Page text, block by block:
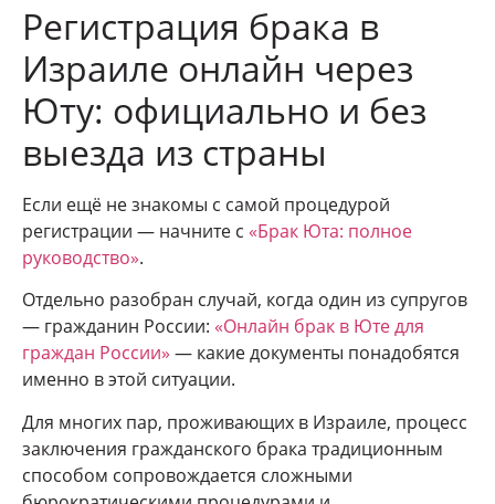
Регистрация брака в
Израиле онлайн через
Юту: официально и без
выезда из страны
Если ещё не знакомы с самой процедурой
регистрации — начните с «Брак Юта: полное
руководство».
Отдельно разобран случай, когда один из супругов
— гражданин России: «Онлайн брак в Юте для
граждан России» — какие документы понадобятся
именно в этой ситуации.
Для многих пар, проживающих в Израиле, процесс
заключения гражданского брака традиционным
способом сопровождается сложными